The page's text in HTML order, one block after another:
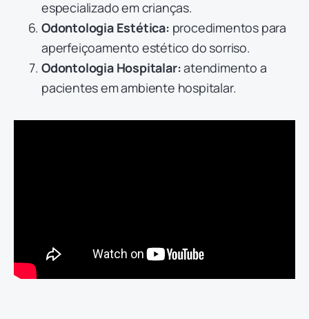
especializado em crianças.
Odontologia Estética: procedimentos para
aperfeiçoamento estético do sorriso.
Odontologia Hospitalar:atendimento a
pacientes em ambiente hospitalar.